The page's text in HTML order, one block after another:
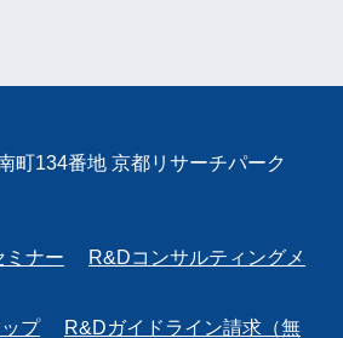
町134番地 京都リサーチパーク
ミナー
R&Dコンサルティングメ
プ R&Dガイドライン請求（無